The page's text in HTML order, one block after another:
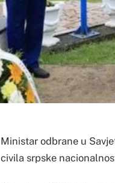
Ministar odbrane u
civila srpske